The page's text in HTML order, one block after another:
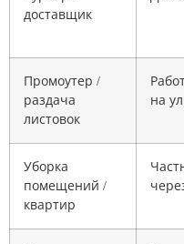
доставщик
Промоутер /
раздача
листовок
на
Уборка
помещений /
квартир